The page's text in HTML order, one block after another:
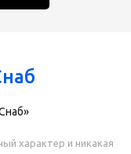
характер и никакая